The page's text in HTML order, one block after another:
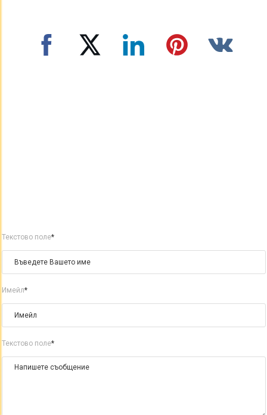
Текстово поле*
Имейл*
Текстово поле*